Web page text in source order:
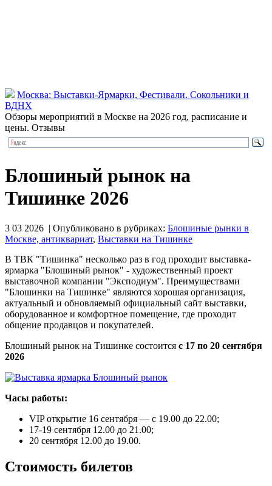
Москва: Выставки-Ярмарки, Фестивали. Сокольники и
ВДНХ
Обзоры мероприятий в Москве на 2026 год, расписание и
цены. Отзывы
Блошиный рынок на
Тишинке 2026
3 03 2026 | Опубликовано в рубриках: Блошиные рынки в
Москве, антиквариат, Выставки на Тишинке
В ТВК "Тишинка" несколько раз в год проходит выставка-
ярмарка "Блошиный рынок" - художественный проект
выставочной компании "Эксподиум". Преимуществами
"Блошинки на Тишинке" являются хорошая организация,
актуальный и обновляемый официальный сайт выставки,
оборудованное и комфортное помещение, где проходит
общение продавцов и покупателей.
Блошиный рынок на Тишинке состоится с 17 по 20 сентября
2026
Часы работы:
VIP открытие 16 сентября — с 19.00 до 22.00;
17-19 сентября 12.00 до 21.00;
20 сентября 12.00 до 19.00.
Стоимость билетов